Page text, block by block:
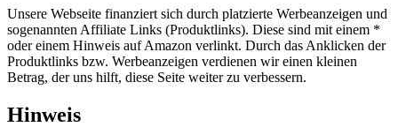
Unsere Webseite finanziert sich durch platzierte Werbeanzeigen und
sogenannten Affiliate Links (Produktlinks). Diese sind mit einem *
oder einem Hinweis auf Amazon verlinkt. Durch das Anklicken der
Produktlinks bzw. Werbeanzeigen verdienen wir einen kleinen
Betrag, der uns hilft, diese Seite weiter zu verbessern.
Hinweis